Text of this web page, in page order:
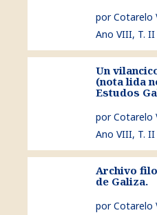
por Cotarelo
Ano VIII, T. II
ver Un vilancico galego
Un
(nota lida
Estudos
por Cotarelo
Ano VIII, T. II
ver Archivo filolóxico e
Archivo
de Galiza.
por Cotarelo